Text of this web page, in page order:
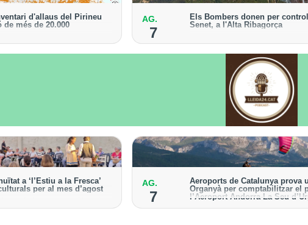
d'allaus del Pirineu
més de 20.000
i Geològic de Catalunya,
AG.
7
Els Bombers donen per
Senet, a l'Alta Ribagorça
mitjans aeris per detectar
a ‘l’Estiu a la Fresca’
per al mes d’agost
mira al cel’
AG.
7
Aeroports de Catalunya prova
Organyà per comptabilitzar el
l’Aeroport Andorra-La Seu
El dispositiu geolocalitza els